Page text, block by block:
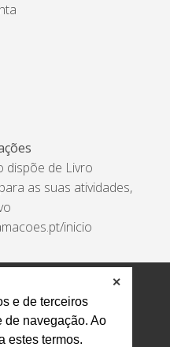
e de terceiros
de navegação. Ao
estes termos.
✕
dispõe de Livro
as suas atividades,
inicio
de Dados
Dados
Livro Eletrónico
de Denúncias